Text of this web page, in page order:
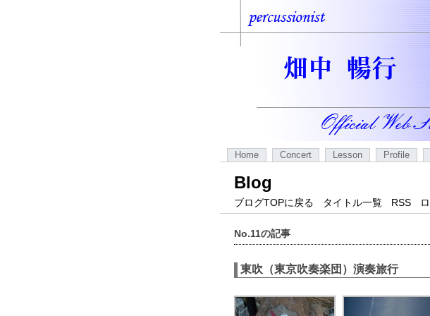
Home Concert Lesson Profile
Blog
ブログTOPに戻る タイトル一覧 RSS
No.11の記事
東吹（東京吹奏楽団）演奏旅行